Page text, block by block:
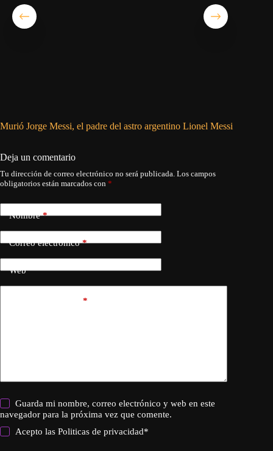
Murió Jorge Messi, el padre del astro argentino Lionel Messi
Deja un comentario
Tu dirección de correo electrónico no será publicada. Los campos
obligatorios están marcados con *
Nombre*
Correo electrónico*
Web
*
Guarda mi nombre, correo electrónico y web en este
navegador para la próxima vez que comente.
Acepto lasPoliticas de privacidad*